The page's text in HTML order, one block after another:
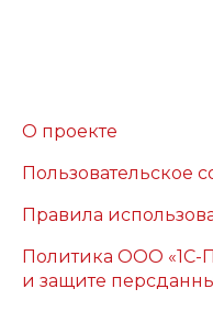
О проекте
Пользовательское
Правила
Политика ООО «1С-
и защите